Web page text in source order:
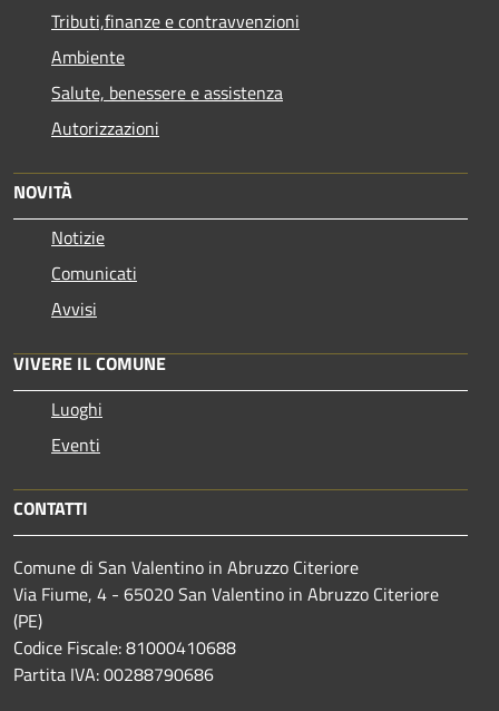
Tributi,finanze e contravvenzioni
Ambiente
Salute, benessere e assistenza
Autorizzazioni
NOVITÀ
Notizie
Comunicati
Avvisi
VIVERE IL COMUNE
Luoghi
Eventi
CONTATTI
Comune di San Valentino in Abruzzo Citeriore
Via Fiume, 4 - 65020 San Valentino in Abruzzo Citeriore
(PE)
Codice Fiscale: 81000410688
Partita IVA: 00288790686